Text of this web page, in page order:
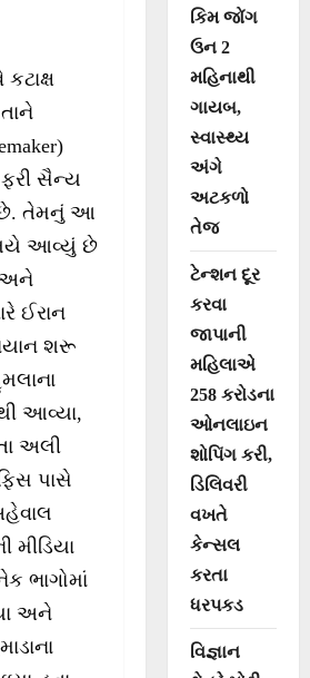
ફરી સૈન્ય
છે. તેમનું આ
આવ્યું છે
અને
ઈરાન
શરૂ
આવ્યા,
અલી
પાસે
મીડિયા
ભાગોમાં
અને
કિમ જોંગ
ઉન 2
મહિનાથી
ગાયબ,
સ્વાસ્થ્ય
અંગે
અટકળો
તેજ
ટેન્શન દૂર
કરવા
જાપાની
મહિલાએ
258 કરોડના
ઓનલાઇન
શોપિંગ કરી,
ડિલિવરી
વખતે
કેન્સલ
કરતા
ધરપકડ
વિજ્ઞાન